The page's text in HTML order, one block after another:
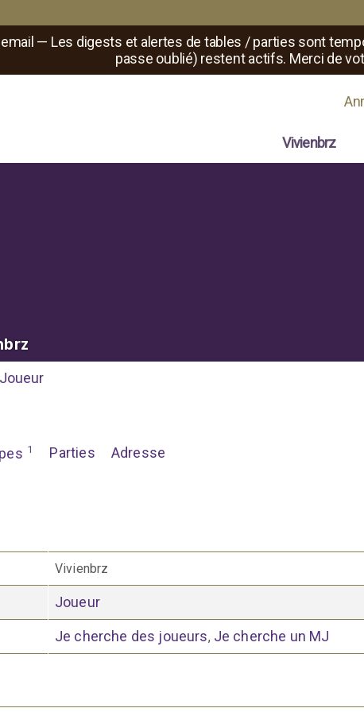
— Les digests et alertes de tables / parties sont
passe oublié) restent actifs. Merci de
Vivienbrz
Joueur
1 Parties Adresse
Vivienbrz
Joueur
Je cherche des joueurs, Je cherche un MJ